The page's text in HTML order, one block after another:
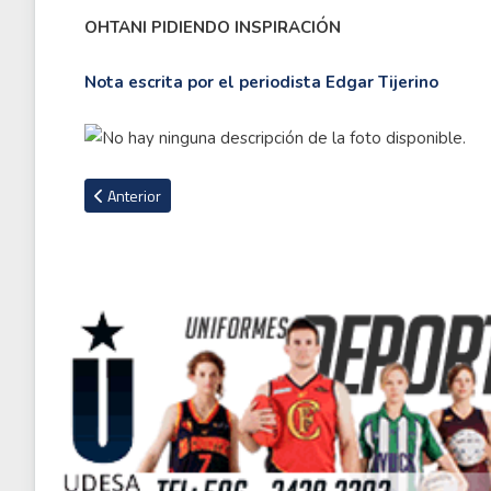
OHTANI PIDIENDO INSPIRACIÓN
Nota escrita por el periodista Edgar Tijerino
Artículo anterior: Shohei Ohtani vs Max Scherzer: el Juego 7
Anterior